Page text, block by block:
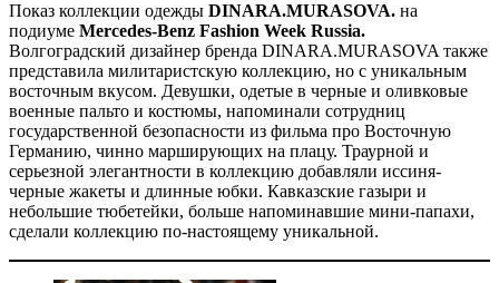
Показ коллекции одежды DINARA.MURASOVA. на
подиуме Mercedes-Benz Fashion Week Russia.
Волгоградский дизайнер бренда DINARA.MURASOVA также
представила милитаристскую коллекцию, но с уникальным
восточным вкусом. Девушки, одетые в черные и оливковые
военные пальто и костюмы, напоминали сотрудниц
государственной безопасности из фильма про Восточную
Германию, чинно марширующих на плацу. Траурной и
серьезной элегантности в коллекцию добавляли иссиня-
черные жакеты и длинные юбки. Кавказские газыри и
небольшие тюбетейки, больше напоминавшие мини-папахи,
сделали коллекцию по-настоящему уникальной.